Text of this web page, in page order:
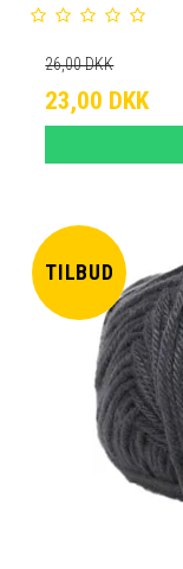
26,00 DKK
23,00 DKK
TILBUD